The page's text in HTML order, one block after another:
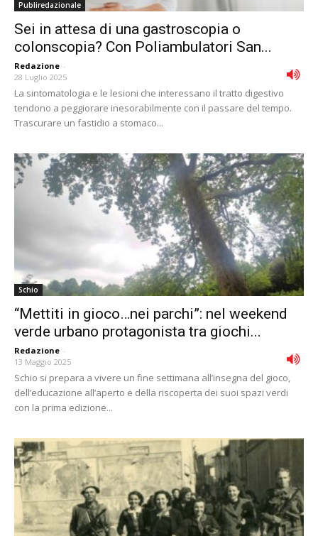
Publiredazionale
Sei in attesa di una gastroscopia o
colonscopia? Con Poliambulatori San...
Redazione -
28 Luglio 2025
La sintomatologia e le lesioni che interessano il tratto digestivo
tendono a peggiorare inesorabilmente con il passare del tempo.
Trascurare un fastidio a stomaco...
Schio
“Mettiti in gioco…nei parchi”: nel weekend
verde urbano protagonista tra giochi...
Redazione -
13 Maggio 2025
Schio si prepara a vivere un fine settimana all’insegna del gioco,
dell’educazione all’aperto e della riscoperta dei suoi spazi verdi
con la prima edizione...